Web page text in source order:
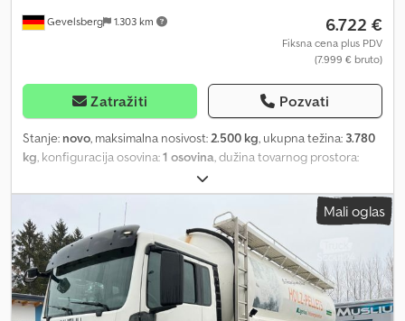
Gevelsberg 1.303 km 6.722 €
Fiksna cena plus PDV
(7.999 € bruto)
Zatražiti Pozvati
Stanje: novo, maksimalna nosivost:2.500 kg, ukupna težina: 3.780
kg, konfiguracija osovina:1 osovina, dužina tovarnog prostora:
, širina utovarnog prostora:
prostora:500 mm, ukupna širina:2.045 mm, ukupna visina:1.430
, Godina proizvodnje:
, PRONAR T654 * Jednosovinska
prikolica * Trostana prikolica za kiper * NOVA * 40 km/h * Kočnice
sa hidrauličnim pojačavačem * Dozvoljena ukupna masa: 3780 kg
* Vlastita masa: 1280 kg * Nosivost: 2500 kg * Zapremina tovara: 3,1
m³ * Ukupne dimenzije: 4950 mm x 2045 mm x 1430 mm *
Unutrašnje dimenzije sanduka: 3310 mm x 1860 mm * Visina
Mali oglas